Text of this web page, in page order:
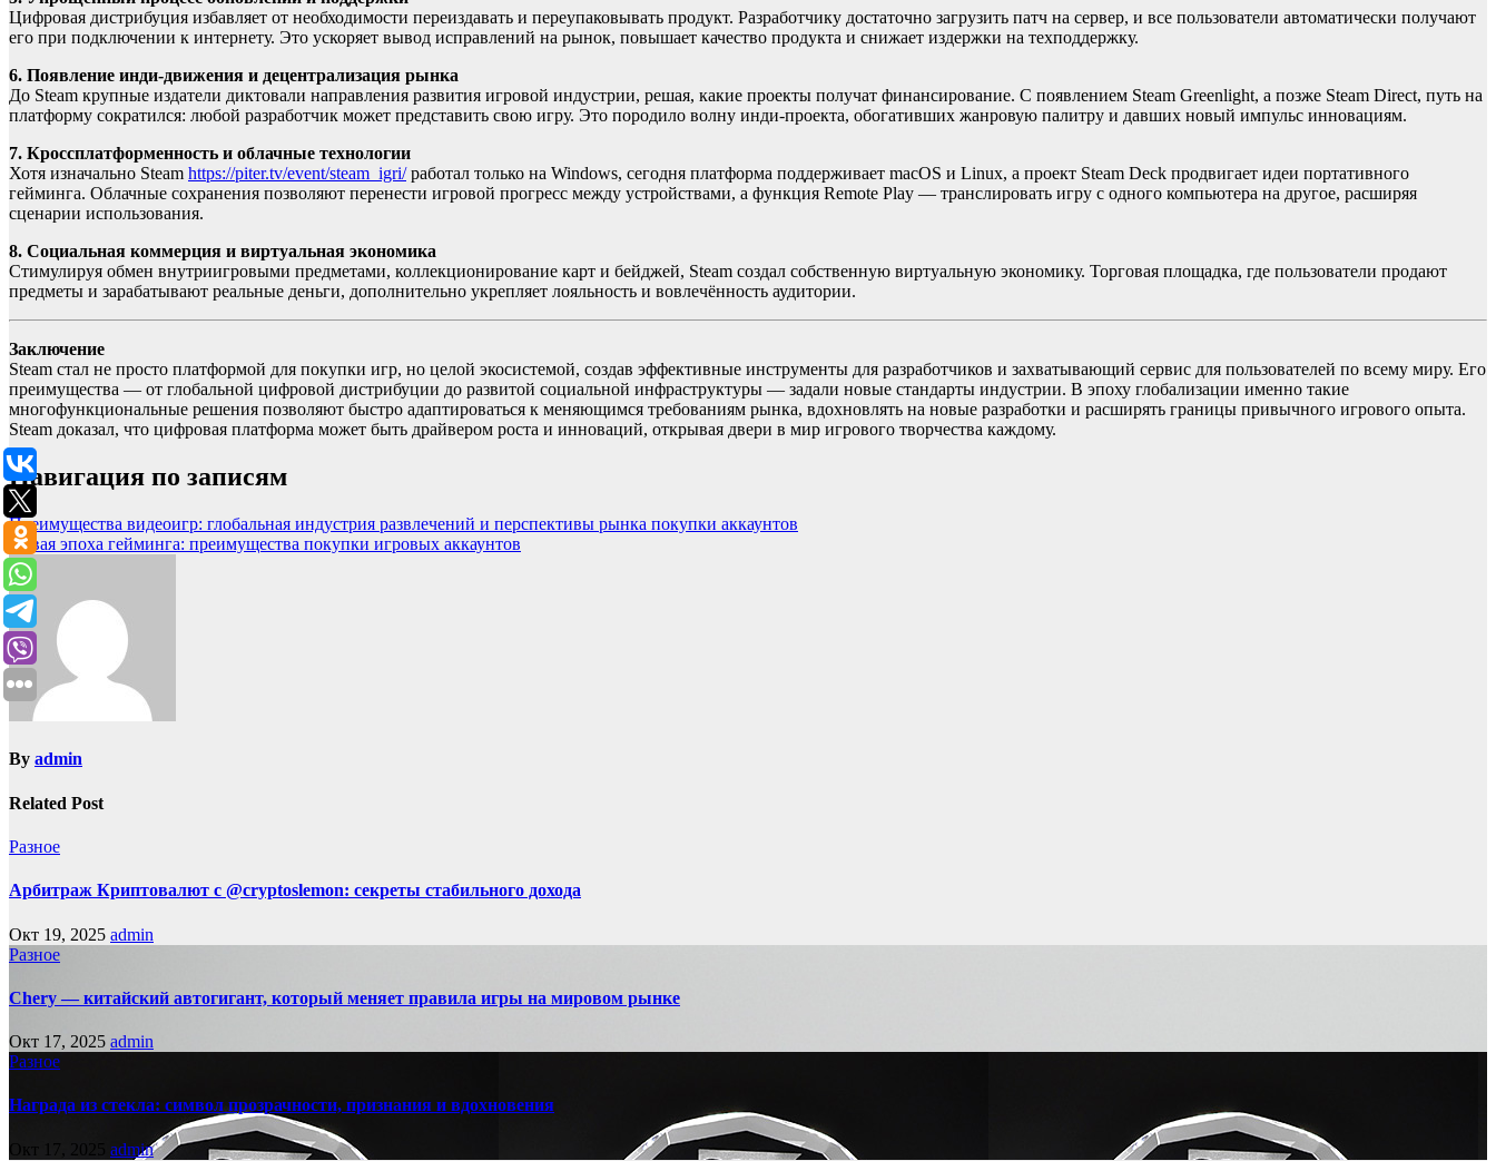
Цифровая дистрибуция избавляет от необходимости переиздавать и переупаковывать продукт. Разработчику достаточно загрузить патч на сервер, и все пользователи автоматически получают
его при подключении к интернету. Это ускоряет вывод исправлений на рынок, повышает качество продукта и снижает издержки на техподдержку.
6. Появление инди-движения и децентрализация рынка
До Steam крупные издатели диктовали направления развития игровой индустрии, решая, какие проекты получат финансирование. С появлением Steam Greenlight, а позже Steam Direct, путь на
платформу сократился: любой разработчик может представить свою игру. Это породило волну инди-проекта, обогативших жанровую палитру и давших новый импульс инновациям.
7. Кроссплатформенность и облачные технологии
Хотя изначально Steam https://piter.tv/event/steam_igri/работал только на Windows, сегодня платформа поддерживает macOS и Linux, а проект Steam Deck продвигает идеи портативного
гейминга. Облачные сохранения позволяют перенести игровой прогресс между устройствами, а функция Remote Play — транслировать игру с одного компьютера на другое, расширяя
сценарии использования.
8. Социальная коммерция и виртуальная экономика
Стимулируя обмен внутриигровыми предметами, коллекционирование карт и бейджей, Steam создал собственную виртуальную экономику. Торговая площадка, где пользователи продают
предметы и зарабатывают реальные деньги, дополнительно укрепляет лояльность и вовлечённость аудитории.
Заключение
Steam стал не просто платформой для покупки игр, но целой экосистемой, создав эффективные инструменты для разработчиков и захватывающий сервис для пользователей по всему миру. Его
преимущества — от глобальной цифровой дистрибуции до развитой социальной инфраструктуры — задали новые стандарты индустрии. В эпоху глобализации именно такие
многофункциональные решения позволяют быстро адаптироваться к меняющимся требованиям рынка, вдохновлять на новые разработки и расширять границы привычного игрового опыта.
Steam доказал, что цифровая платформа может быть драйвером роста и инноваций, открывая двери в мир игрового творчества каждому.
Навигация по записям
Преимущества видеоигр: глобальная индустрия развлечений и перспективы рынка покупки аккаунтов
Новая эпоха гейминга: преимущества покупки игровых аккаунтов
By admin
Related Post
Разное
Арбитраж Криптовалют с @cryptoslemon: секреты стабильного дохода
Окт 19, 2025 admin
Разное
Chery — китайский автогигант, который меняет правила игры на мировом рынке
Окт 17, 2025 admin
Разное
Награда из стекла: символ прозрачности, признания и вдохновения
Окт 17, 2025 admin